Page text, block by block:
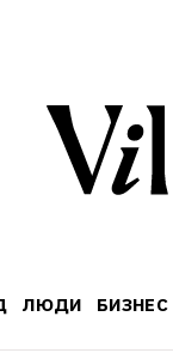
ЛЮДИ БИЗНЕС